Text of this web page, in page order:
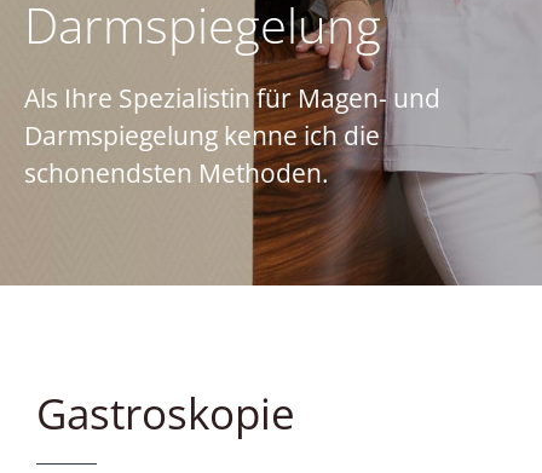
Darmspiegelung
Als Ihre Spezialistin für Magen- und
Darmspiegelung kenne ich die
schonendsten Methoden.
Gastroskopie